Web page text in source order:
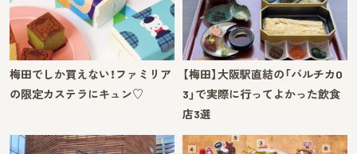
梅田でしか買えない！ファミリア
の限定カステラにキュン♡
【梅田】大阪駅直結の「バルチカ0
3」で実際に行ってよかった飲食
店3選